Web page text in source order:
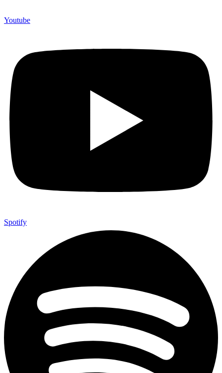
Youtube
Spotify